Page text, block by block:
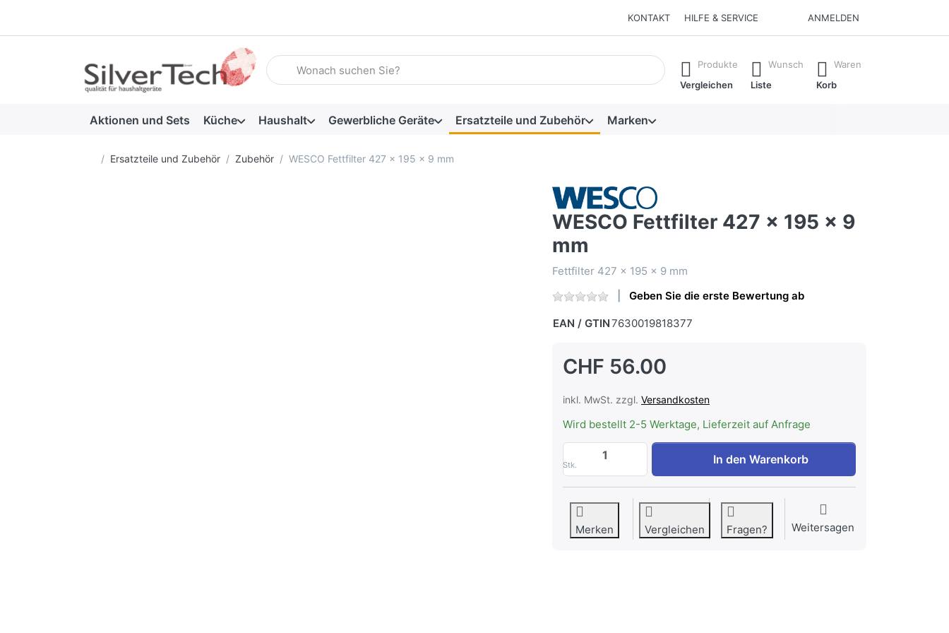
KONTAKT HILFE & SERVICE ANMELDEN
Geben Sie einen Suchbegriff ein. Während Sie tippen, erscheinen automatisch erste Ergebnisse. Drücken Sie die Eingabetaste, um alle
Produkte
Vergleichen
Wunsch
Liste
Waren
Korb
Aktionen und Sets Küche Haushalt Gewerbliche Geräte Ersatzteile und Zubehör Marken
Startseite
Ersatzteile und Zubehör Zubehör WESCO Fettfilter 427 x 195 x 9 mm
WESCO Fettfilter 427 x 195 x 9
mm
Fettfilter 427 x 195 x 9 mm
Geben Sie die erste Bewertung ab
EAN / GTIN7630019818377
CHF 56.00
inkl. MwSt. zzgl. Versandkosten
Wird bestellt 2-5 Werktage, Lieferzeit auf Anfrage
Stk.
WESCO Fettfilter 427 x 195 x 9 mm zu CHF 56.00, Menge 1.
In den Warenkorb
Merken Vergleichen Fragen? Weitersagen